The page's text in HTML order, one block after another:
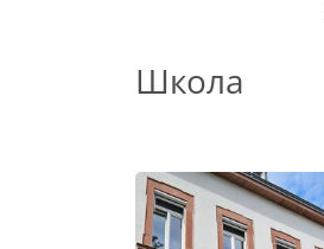
Школа